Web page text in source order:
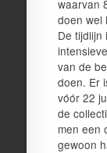
waarvan
doen wel
De
van de
doen. Er
vóór 22
de
men een
gewoon